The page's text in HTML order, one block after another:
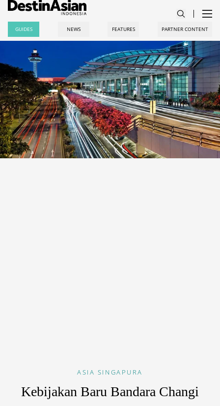
GUIDES NEWS FEATURES PARTNER CONTENT
ASIA SINGAPURA
Kebijakan Baru Bandara Changi